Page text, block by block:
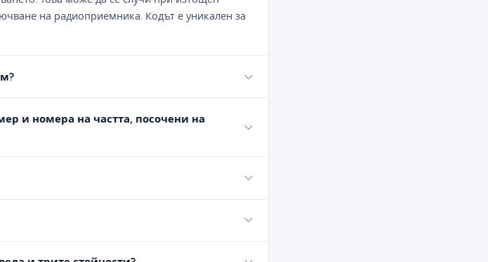
на радиоприемника. Кодът е уникален за
и номера на частта, посочени на